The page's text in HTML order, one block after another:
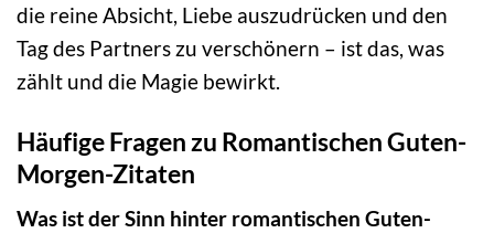
die reine Absicht, Liebe auszudrücken und den
Tag des Partners zu verschönern – ist das, was
zählt und die Magie bewirkt.
Häufige Fragen zu Romantischen Guten-
Morgen-Zitaten
Was ist der Sinn hinter romantischen Guten-